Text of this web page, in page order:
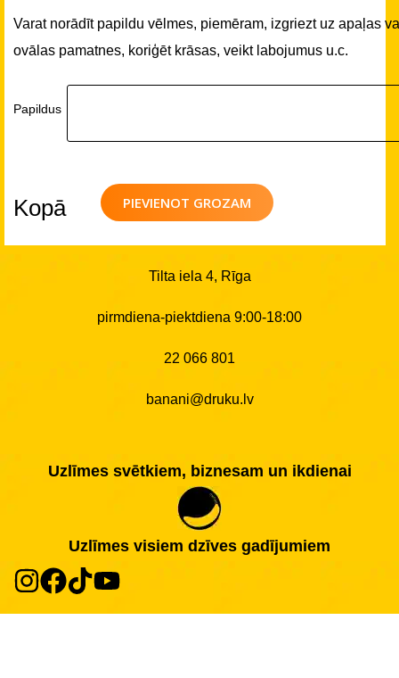
Varat norādīt papildu vēlmes, piemēram, izgriezt uz apaļas
ovālas pamatnes, koriģēt krāsas, veikt labojumus u.c.
Papildus
PIEVIENOT GROZAM
Kopā
Tilta iela 4, Rīga
pirmdiena-piektdiena 9:00-18:00
22 066 801
banani@druku.lv
Uzlīmes svētkiem, biznesam un ikdienai
Uzlīmes visiem dzīves gadījumiem